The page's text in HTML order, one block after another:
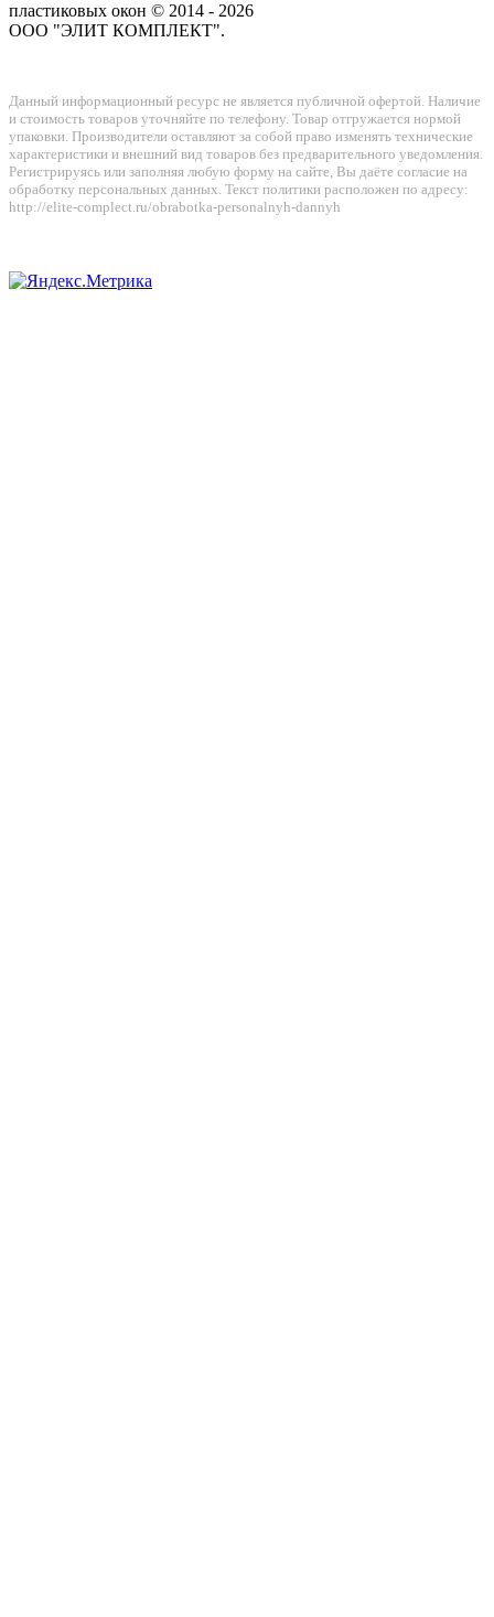
пластиковых окон © 2014 - 2026
ООО "ЭЛИТ КОМПЛЕКТ".
Данный информационный ресурс не является публичной офертой. Наличие
и стоимость товаров уточняйте по телефону. Товар отгружается нормой
упаковки. Производители оставляют за собой право изменять технические
характеристики и внешний вид товаров без предварительного уведомления.
Регистрируясь или заполняя любую форму на сайте, Вы даёте согласие на
обработку персональных данных. Текст политики расположен по адресу:
http://elite-complect.ru/obrabotka-personalnyh-dannyh